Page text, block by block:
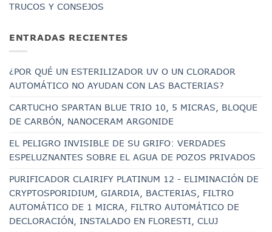
TRUCOS Y CONSEJOS
ENTRADAS RECIENTES
¿POR QUÉ UN ESTERILIZADOR UV O UN CLORADOR
AUTOMÁTICO NO AYUDAN CON LAS BACTERIAS?
CARTUCHO SPARTAN BLUE TRIO 10, 5 MICRAS, BLOQUE
DE CARBÓN, NANOCERAM ARGONIDE
EL PELIGRO INVISIBLE DE SU GRIFO: VERDADES
ESPELUZNANTES SOBRE EL AGUA DE POZOS PRIVADOS
PURIFICADOR CLAIRIFY PLATINUM 12 - ELIMINACIÓN DE
CRYPTOSPORIDIUM, GIARDIA, BACTERIAS, FILTRO
AUTOMÁTICO DE 1 MICRA, FILTRO AUTOMÁTICO DE
DECLORACIÓN, INSTALADO EN FLORESTI, CLUJ